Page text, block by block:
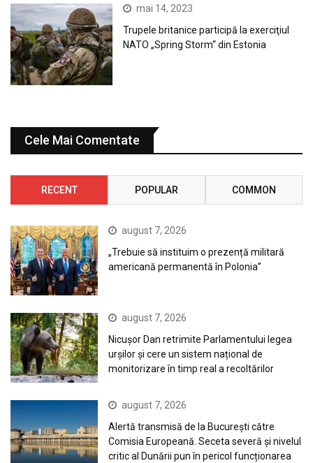
mai 14, 2023
Trupele britanice participă la exerciţiul
NATO „Spring Storm“ din Estonia
Cele Mai Comentate
RECENT POPULAR COMMON
august 7, 2026
„Trebuie să instituim o prezență militară
americană permanentă în Polonia”
august 7, 2026
Nicușor Dan retrimite Parlamentului legea
urșilor și cere un sistem național de
monitorizare în timp real a recoltărilor
august 7, 2026
Alertă transmisă de la București către
Comisia Europeană. Seceta severă și nivelul
critic al Dunării pun în pericol funcționarea